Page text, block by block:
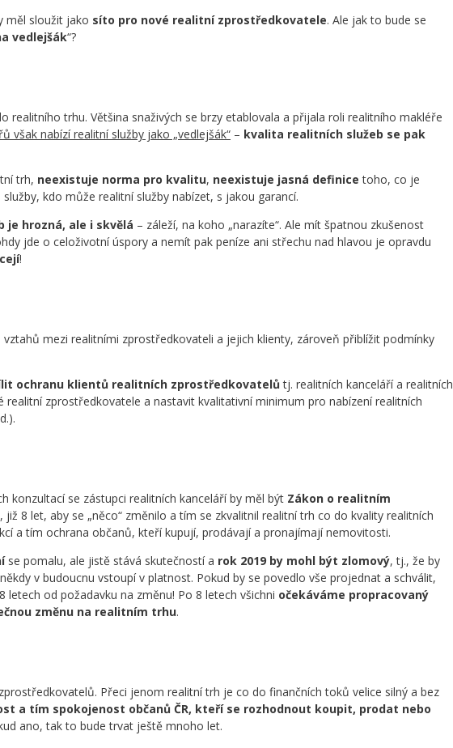
měl sloužit jako síto pro nové realitní zprostředkovatele. Ale jak to bude se
vedlejšák“?
realitního trhu. Většina snaživých se brzy etablovala a přijala roli realitního makléře
však nabízí realitní služby jako „vedlejšák“ – kvalita realitních služeb se pak
trh, neexistuje norma pro kvalitu, neexistuje jasná definicetoho, co je
kdo může realitní služby nabízet, s jakou garancí.
hrozná, ale i skvělá – záleží, na koho „narazíte“. Ale mít špatnou zkušenost
jde o celoživotní úspory a nemít pak peníze ani střechu nad hlavou je opravdu
!
mezi realitními zprostředkovateli a jejich klienty, zároveň přiblížit podmínky
ochranu klientů realitních zprostředkovatelůtj. realitních kanceláří a realitních
zprostředkovatele a nastavit kvalitativní minimum pro nabízení realitních
konzultací se zástupci realitních kanceláří by měl být Zákon o realitním
8 let, aby se „něco“ změnilo a tím se zkvalitnil realitní trh co do kvality realitních
a tím ochrana občanů, kteří kupují, prodávají a pronajímají nemovitosti.
se pomalu, ale jistě stává skutečností a rok 2019 by mohl být zlomový, tj., že by
v budoucnu vstoupí v platnost. Pokud by se povedlo vše projednat a schválit,
letech od požadavku na změnu! Po 8 letech všichni očekáváme propracovaný
změnu na realitním trhu.
Přeci jenom realitní trh je co do finančních toků velice silný a bez
a tím spokojenost občanů ČR, kteří se rozhodnout koupit, prodat nebo
ano, tak to bude trvat ještě mnoho let.